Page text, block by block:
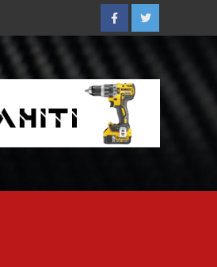
FacebookTwitter